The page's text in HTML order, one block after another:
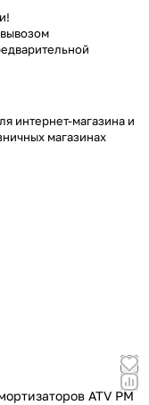
интернет-магазина и
магазинах
ATV РМ